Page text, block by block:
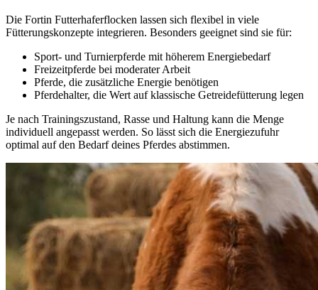
Die Fortin Futterhaferflocken lassen sich flexibel in viele
Fütterungskonzepte integrieren. Besonders geeignet sind sie für:
Sport- und Turnierpferde mit höherem Energiebedarf
Freizeitpferde bei moderater Arbeit
Pferde, die zusätzliche Energie benötigen
Pferdehalter, die Wert auf klassische Getreidefütterung legen
Je nach Trainingszustand, Rasse und Haltung kann die Menge
individuell angepasst werden. So lässt sich die Energiezufuhr
optimal auf den Bedarf deines Pferdes abstimmen.